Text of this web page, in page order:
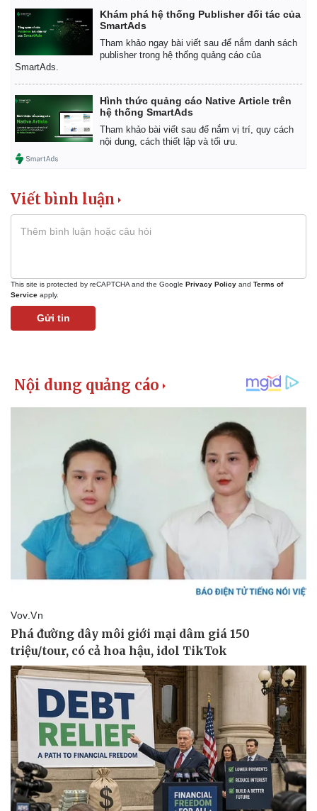
Thể thao
Bóng đá
Lịch thi đấu bóng đá
Thế giới thể thao
eSports
Hậu trường
Ô tô - Xe máy
Xe máy
Tư vấn
Khám phá hệ thống Publisher đối tác của
SmartAds
Tham khảo ngay bài viết sau để nắm danh sách
publisher trong hệ thống quảng cáo của
SmartAds.
Hình thức quảng cáo Native Article trên
hệ thống SmartAds
Tham khảo bài viết sau để nắm vị trí, quy cách
nội dung, cách thiết lập và tối ưu.
Viết bình luận
This site is protected by reCAPTCHA and the Google Privacy Policy and Terms of
Service apply.
Gửi tin